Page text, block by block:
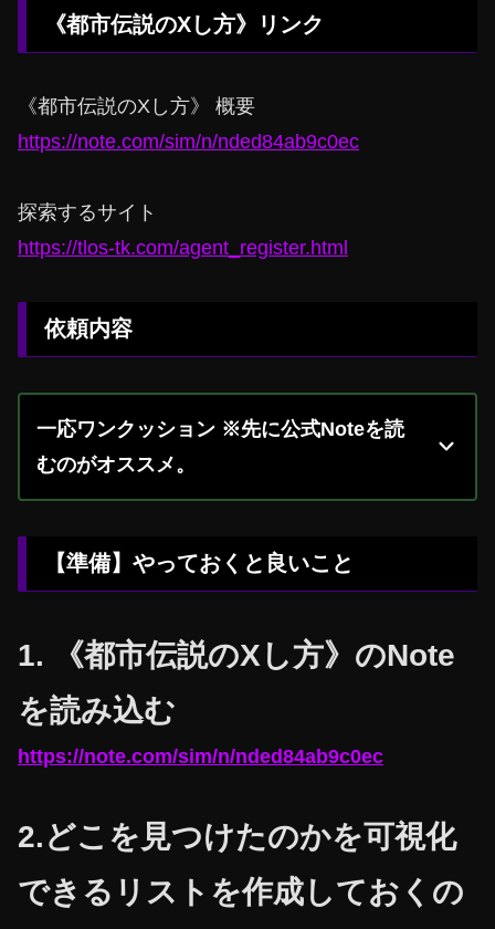
《都市伝説のXし方》リンク
《都市伝説のXし方》 概要
https://note.com/sim/n/nded84ab9c0ec
探索するサイト
https://tlos-tk.com/agent_register.html
依頼内容
一応ワンクッション ※先に公式Noteを読
むのがオススメ。
【準備】やっておくと良いこと
1. 《都市伝説のXし方》のNote
を読み込む
https://note.com/sim/n/nded84ab9c0ec
2.どこを見つけたのかを可視化
できるリストを作成しておくの